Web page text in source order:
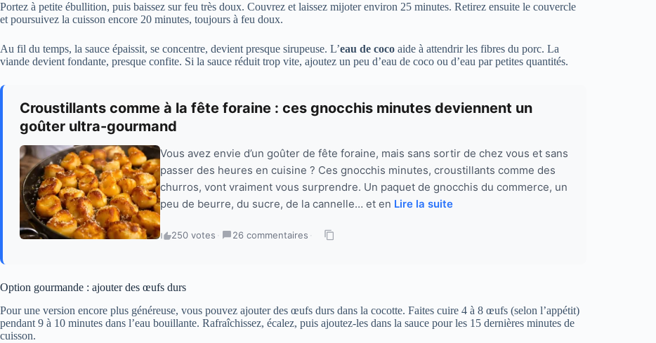
Portez à petite ébullition, puis baissez sur feu très doux. Couvrez et laissez mijoter environ 25 minutes. Retirez ensuite le couvercle
et poursuivez la cuisson encore 20 minutes, toujours à feu doux.
Au fil du temps, la sauce épaissit, se concentre, devient presque sirupeuse. L’eau de coco aide à attendrir les fibres du porc. La
viande devient fondante, presque confite. Si la sauce réduit trop vite, ajoutez un peu d’eau de coco ou d’eau par petites quantités.
Croustillants comme à la fête foraine : ces gnocchis minutes deviennent un
goûter ultra-gourmand
Vous avez envie d’un goûter de fête foraine, mais sans sortir de chez vous et sans
passer des heures en cuisine ? Ces gnocchis minutes, croustillants comme des
churros, vont vraiment vous surprendre. Un paquet de gnocchis du commerce, un
peu de beurre, du sucre, de la cannelle… et en Lire la suite
250 votes · 26 commentaires ·
Option gourmande : ajouter des œufs durs
Pour une version encore plus généreuse, vous pouvez ajouter des œufs durs dans la cocotte. Faites cuire 4 à 8 œufs (selon l’appétit)
pendant 9 à 10 minutes dans l’eau bouillante. Rafraîchissez, écalez, puis ajoutez-les dans la sauce pour les 15 dernières minutes de
cuisson.